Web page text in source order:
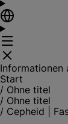
Informationen
Start
/ Ohne titel
/ Ohne titel
/ Cepheid |